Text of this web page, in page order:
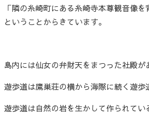
「隣の糸崎町にある糸崎寺本尊観音像
ということからきています。
島内には仙女の弁財天をまつった社殿
遊歩道は鷹巣荘の横から海際に続く遊歩
遊歩道は自然の岩を生かして作られて